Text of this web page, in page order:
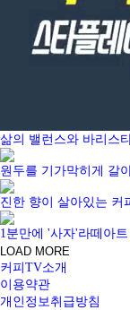
삶의 밸런스와 바리스
원두를 기가막히게 갈
진한 향이 살아있는 커
1분만에 '사자'라떼아
LOAD MORE
커피TV소개
이용약관
개인정보취급방침